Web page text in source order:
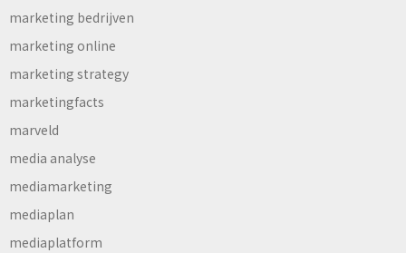
marketing bedrijven
marketing online
marketing strategy
marketingfacts
marveld
media analyse
mediamarketing
mediaplan
mediaplatform